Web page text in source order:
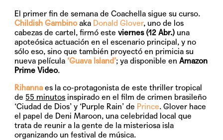
El primer fin de semana de Coachella sigue su curso.
Childish Gambinoaka Donald Glover, uno de los
cabezas de cartel, firmó esteviernes (12 Abr.) una
apoteósica actuación en el escenario principal, y no
sólo eso, sino que también proyectó en primicia su
nueva película ‘Guava Island’; ya disponible enAmazon
Prime Video.
Rihanna es la co-protagonista de este thriller tropical
de 55 minutos inspirado en el film de crimen brasileño
‘Ciudad de Dios’ y ‘Purple Rain’ de Prince. Glover hace
el papel de Deni Maroon, una celebridad local que
trata de reunir a la gente de la misteriosa isla
organizando un festival de música.